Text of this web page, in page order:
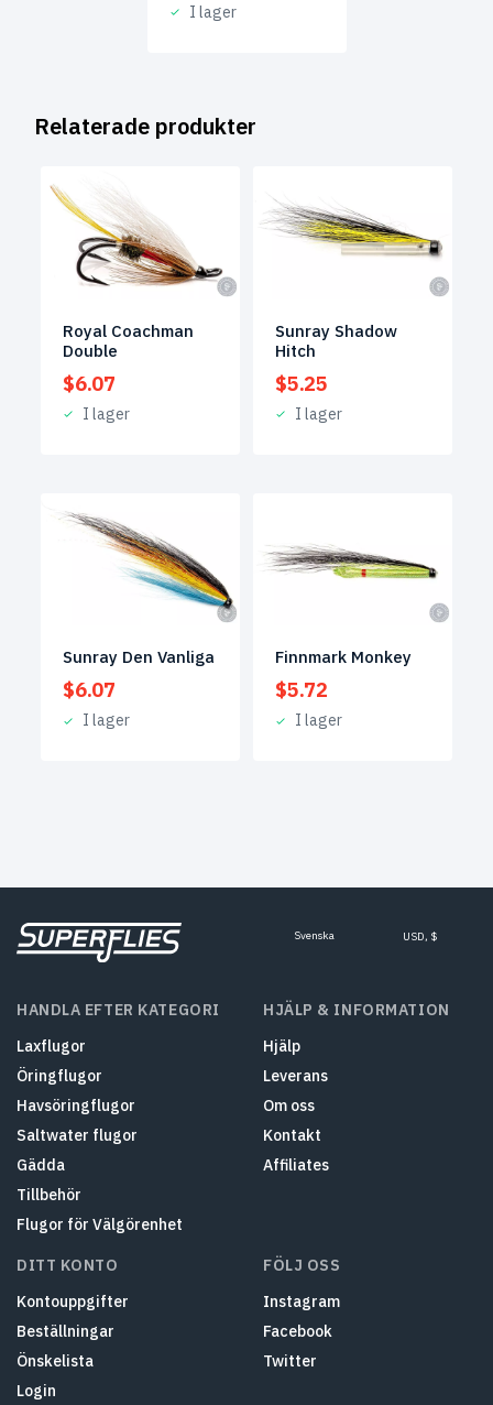
I lager
Relaterade produkter
Royal Coachman
Double
$6.07
I lager
Sunray Shadow
Hitch
$5.25
I lager
Sunray Den Vanliga
$6.07
I lager
Finnmark Monkey
$5.72
I lager
Svenska USD, $
HANDLA EFTER KATEGORI
Laxflugor
Öringflugor
Havsöringflugor
Saltwater flugor
Gädda
Tillbehör
Flugor för Välgörenhet
HJÄLP & INFORMATION
Hjälp
Leverans
Om oss
Kontakt
Affiliates
DITT KONTO
Kontouppgifter
Beställningar
Önskelista
Login
FÖLJ OSS
Instagram
Facebook
Twitter